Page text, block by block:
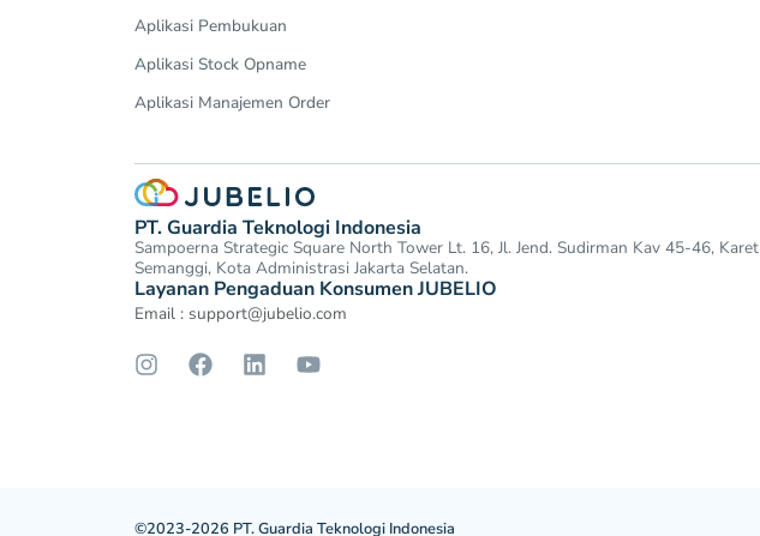
Aplikasi Pembukuan
Aplikasi Stock Opname
Aplikasi Manajemen Order
PT. Guardia Teknologi Indonesia
Sampoerna Strategic Square North Tower Lt. 16, Jl. Jend. Sudirman Kav 45-46, Karet
Semanggi, Kota Administrasi Jakarta Selatan.
Layanan Pengaduan Konsumen JUBELIO
Email : support@jubelio.com
©2023-2026 PT. Guardia Teknologi Indonesia